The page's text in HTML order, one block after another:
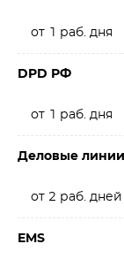
от 1 раб. дня
DPD РФ
от 1 раб. дня
Деловые линии
от 2 раб. дней
EMS